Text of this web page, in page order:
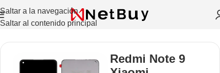
Saltar a la navegación
Saltar al contenido principal
Inicio/ Celulares Y Tablets/Celulares
Redmi Note 9